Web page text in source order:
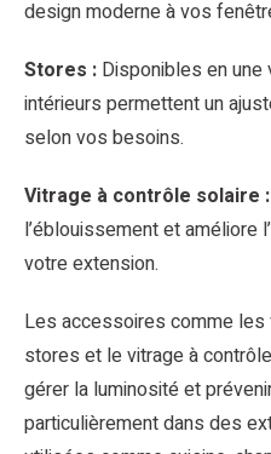
design moderne à vos
Stores : Disponibles en
intérieurs permettent un
selon vos besoins.
Vitrage à contrôle solaire :
l’éblouissement et améliore
votre extension.
Les accessoires comme
stores et le vitrage à
gérer la luminosité et
particulièrement dans des